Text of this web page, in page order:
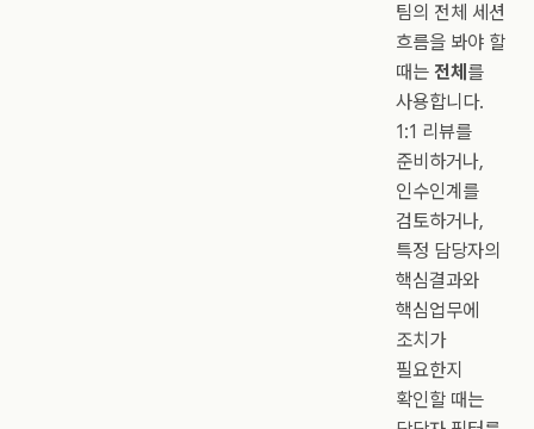
팀의 전체 세션
흐름을 봐야 할
때는 전체 를
사용합니다.
1:1 리뷰를
준비하거나,
인수인계를
검토하거나,
특정 담당자의
핵심결과와
핵심업무에
조치가
필요한지
확인할 때는